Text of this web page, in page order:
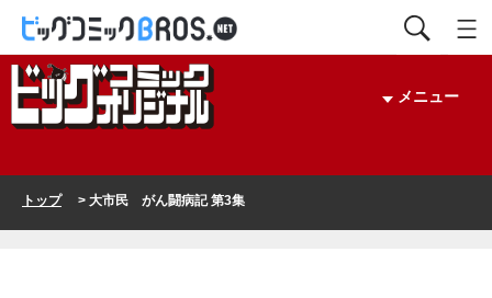
メニュー
トップ> 大市民 がん闘病記 第3集